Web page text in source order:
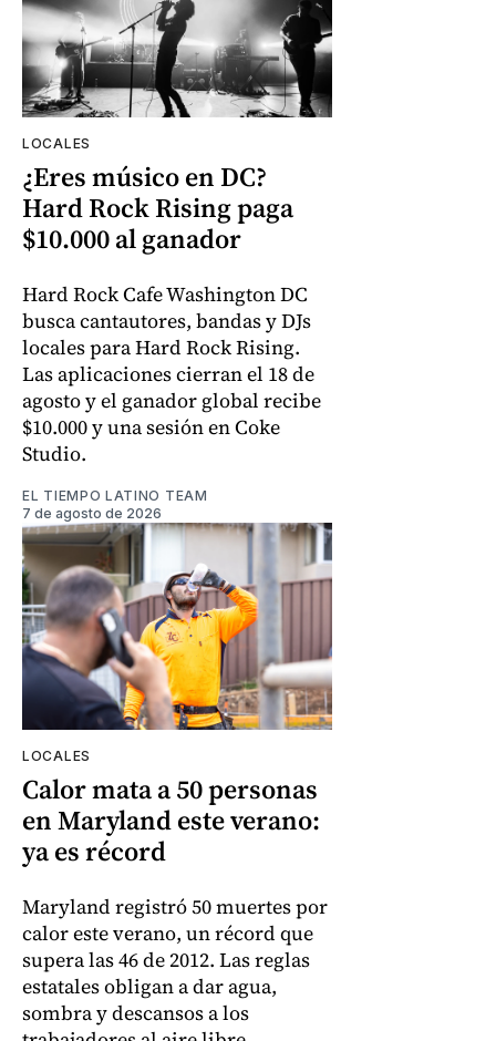
LOCALES
¿Eres músico en DC?
Hard Rock Rising paga
$10.000 al ganador
Hard Rock Cafe Washington DC
busca cantautores, bandas y DJs
locales para Hard Rock Rising.
Las aplicaciones cierran el 18 de
agosto y el ganador global recibe
$10.000 y una sesión en Coke
Studio.
EL TIEMPO LATINO TEAM
7 de agosto de 2026
LOCALES
Calor mata a 50 personas
en Maryland este verano:
ya es récord
Maryland registró 50 muertes por
calor este verano, un récord que
supera las 46 de 2012. Las reglas
estatales obligan a dar agua,
sombra y descansos a los